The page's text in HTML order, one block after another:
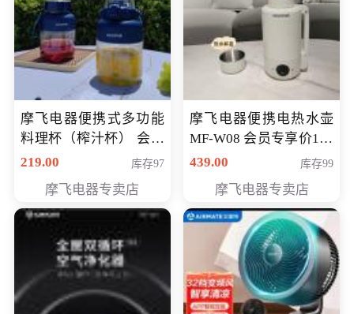
摩飞电器便携式多功能
料理杯（榨汁杯） 会员
专享价118元
219.00 库存97
摩飞电器专卖店
摩飞电器便携电热水壶
MF-W08 会员专享价198
元
439.00 库存99
摩飞电器专卖店